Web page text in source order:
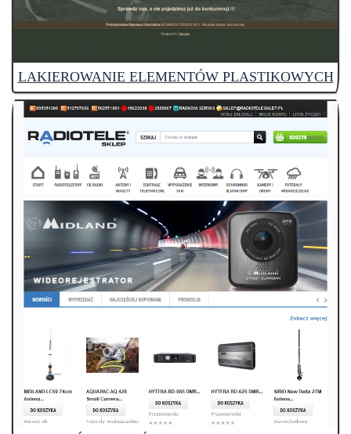
LAKIEROWANIE ELEMENTÓW PLASTIKOWYCH